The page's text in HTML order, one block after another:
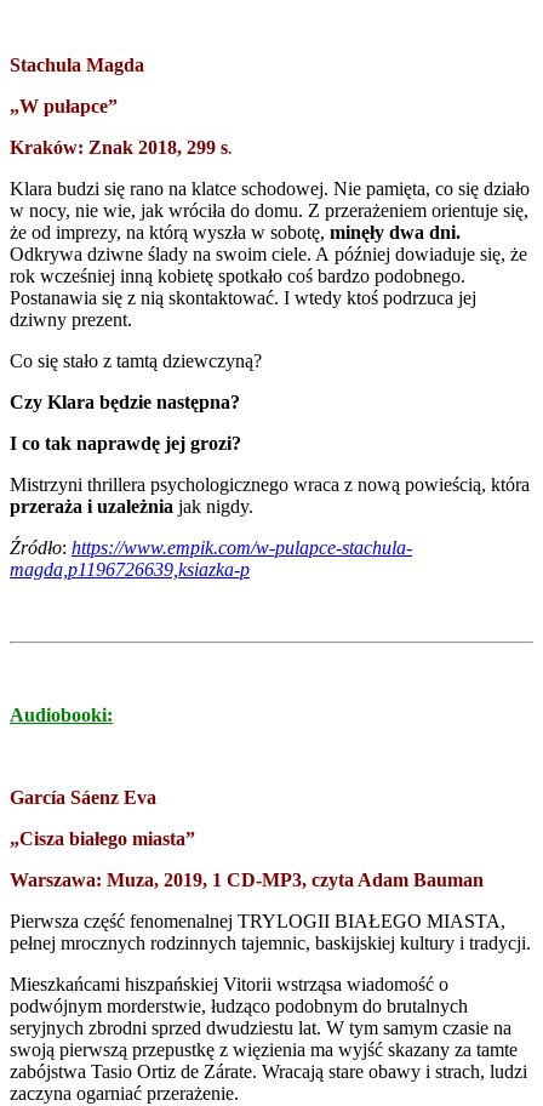
Stachula Magda
„W pułapce”
Kraków: Znak 2018, 299 s.
Klara budzi się rano na klatce schodowej. Nie pamięta, co się działo
w nocy, nie wie, jak wróciła do domu. Z przerażeniem orientuje się,
że od imprezy, na którą wyszła w sobotę, minęły dwa dni.
Odkrywa dziwne ślady na swoim ciele. A później dowiaduje się, że
rok wcześniej inną kobietę spotkało coś bardzo podobnego.
Postanawia się z nią skontaktować. I wtedy ktoś podrzuca jej
dziwny prezent.
Co się stało z tamtą dziewczyną?
Czy Klara będzie następna?
I co tak naprawdę jej grozi?
Mistrzyni thrillera psychologicznego wraca z nową powieścią, która
przeraża i uzależnia jak nigdy.
Źródło: https://www.empik.com/w-pulapce-stachula-
magda,p1196726639,ksiazka-p
Audiobooki:
García Sáenz Eva
„Cisza białego miasta”
Warszawa: Muza, 2019, 1 CD-MP3, czyta Adam Bauman
Pierwsza część fenomenalnej TRYLOGII BIAŁEGO MIASTA,
pełnej mrocznych rodzinnych tajemnic, baskijskiej kultury i tradycji.
Mieszkańcami hiszpańskiej Vitorii wstrząsa wiadomość o
podwójnym morderstwie, łudząco podobnym do brutalnych
seryjnych zbrodni sprzed dwudziestu lat. W tym samym czasie na
swoją pierwszą przepustkę z więzienia ma wyjść skazany za tamte
zabójstwa Tasio Ortiz de Zárate. Wracają stare obawy i strach, ludzi
zaczyna ogarniać przerażenie.